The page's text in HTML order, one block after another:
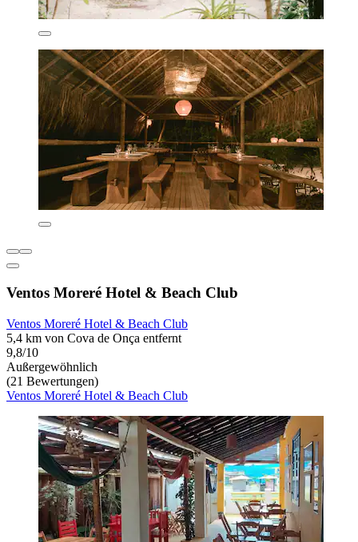
Ventos Moreré Hotel & Beach Club
Ventos Moreré Hotel & Beach Club
5,4 km von Cova de Onça entfernt
9,8/10
Außergewöhnlich
(21 Bewertungen)
Ventos Moreré Hotel & Beach Club